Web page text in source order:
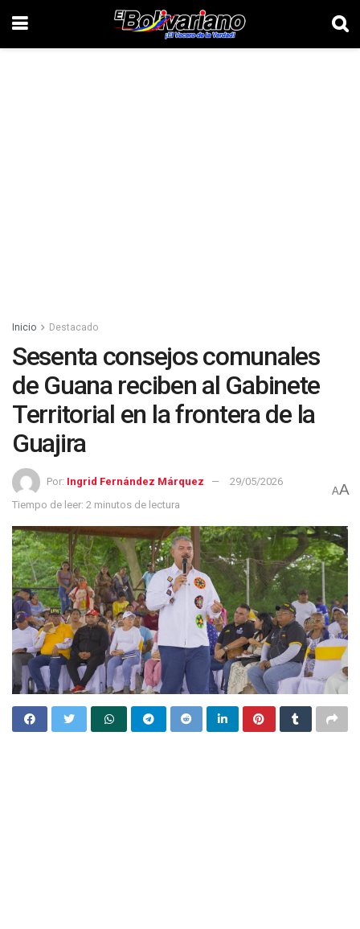
Inicio Destacado
Sesenta consejos comunales
de Guana reciben al Gabinete
Territorial en la frontera de la
Guajira
Por: Ingrid Fernández Márquez
29/05/2026
Tiempo de leer: 2 minutos de lectura
AA